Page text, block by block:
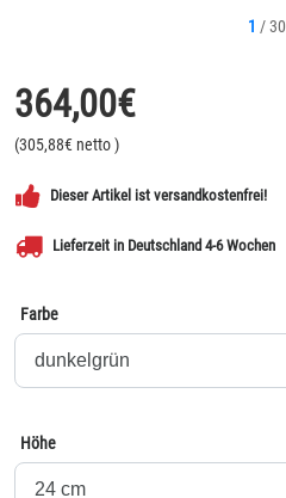
1 /30
364,00€
(305,88€ netto)
Dieser Artikel ist versandkostenfrei!
Lieferzeit in Deutschland 4-6 Wochen
Farbe
Höhe